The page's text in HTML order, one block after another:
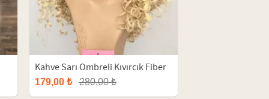
Kahve Sarı Ombreli Kıvırcık Fiber
Peruk
179,00 ₺ 280,00 ₺